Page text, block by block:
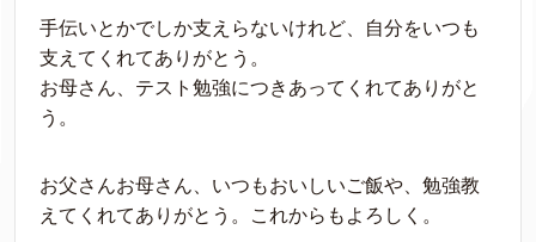
手伝いとかでしか支えらないけれど、自分をいつも
支えてくれてありがとう。
お母さん、テスト勉強につきあってくれてありがと
う。
お父さんお母さん、いつもおいしいご飯や、勉強教
えてくれてありがとう。これからもよろしく。